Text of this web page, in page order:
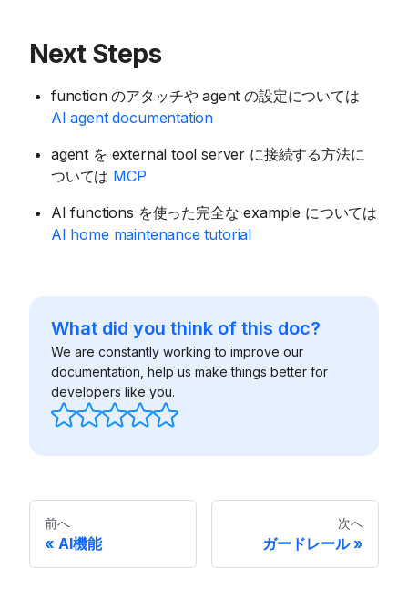
Next Steps
function のアタッチや agent の設定については
AI agent documentation
agent を external tool server に接続する方法に
ついては MCP
AI functions を使った完全な example については
AI home maintenance tutorial
What did you think of this doc?
We are constantly working to improve our
documentation, help us make things better for
developers like you.
前へ
AI機能
次へ
ガードレール